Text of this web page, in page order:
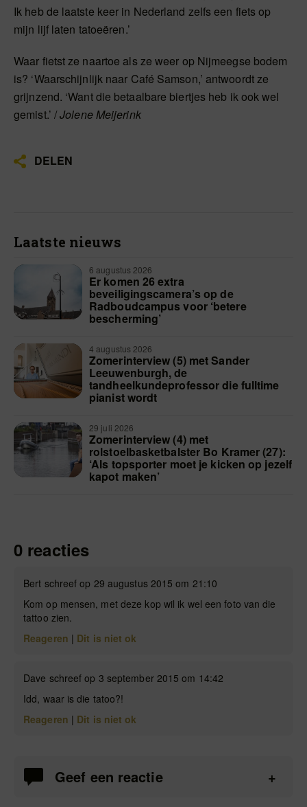
Ik heb de laatste keer in Nederland zelfs een fiets op
mijn lijf laten tatoeëren.’
Waar fietst ze naartoe als ze weer op Nijmeegse bodem
is? ‘Waarschijnlijk naar Café Samson,’ antwoordt ze
grijnzend. ‘Want die betaalbare biertjes heb ik ook wel
gemist.’ /Jolene Meijerink
DELEN
Laatste nieuws
6 augustus 2026
Er komen 26 extra
beveiligingscamera’s op de
Radboudcampus voor ‘betere
bescherming’
4 augustus 2026
Zomerinterview (5) met Sander
Leeuwenburgh, de
tandheelkundeprofessor die fulltime
pianist wordt
29 juli 2026
Zomerinterview (4) met
rolstoelbasketbalster Bo Kramer (27):
‘Als topsporter moet je kicken op jezelf
kapot maken’
0 reacties
Bert schreef op 29 augustus 2015 om 21:10
Kom op mensen, met deze kop wil ik wel een foto van die
tattoo zien.
Reageren | Dit is niet ok
Dave schreef op 3 september 2015 om 14:42
Idd, waar is die tatoo?!
Reageren | Dit is niet ok
Geef een reactie